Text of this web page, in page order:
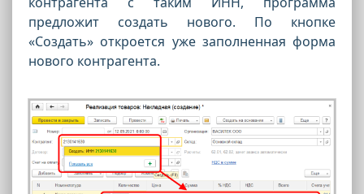
предложит создать нового. По кнопке
«Создать» откроется уже заполненная форма
нового контрагента.